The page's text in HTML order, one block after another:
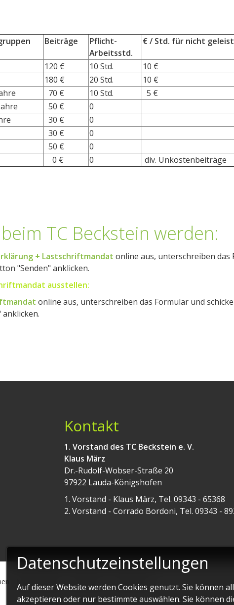
Beiträge
Pflicht-
Arbeitsstd.
€ / Std. für nicht
120 € 10 Std.
10 €
180 € 20 Std.
10 €
70 € 10 Std.
5 €
50 €
0
30 €
0
30 €
0
50 €
0
0 € ​0 div. Unkostenbeiträge
TC Beckstein werden:
+ Lastschriftmandat online aus, unterschreiben das
"Senden" anklicken.
ausstellen:
online aus, unterschreiben das Formular und
Kontakt
1. Vorstand des TC Beckstein e. V.
Klaus März
Dr.-Rudolf-Wobser-Straße 20
97922 Lauda-Königshofen
1. Vorstand - Klaus März, Tel. 09343 - 65368
2. Vorstand - Corrado Bordoni, Tel. 09343 -
Datenschutzeinstellungen
Auf dieser Website werden Cookies genutzt. Sie können
akzeptieren oder nur bestimmte auswählen. Sie können